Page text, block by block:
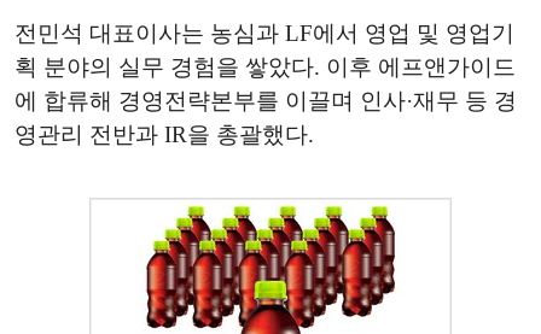
전민석 대표이사는 농심과 LF에서 영업 및 영업기
획 분야의 실무 경험을 쌓았다. 이후 에프앤가이드
에 합류해 경영전략본부를 이끌며 인사·재무 등 경
영관리 전반과 IR을 총괄했다.